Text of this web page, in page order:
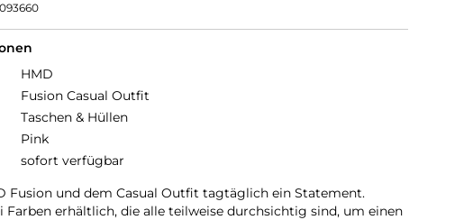
HMD
Fusion Casual Outfit
Taschen & Hüllen
Pink
sofort verfügbar
Fusion und dem Casual Outfit tagtäglich ein Statement.
Farben erhältlich, die alle teilweise durchsichtig sind, um einen